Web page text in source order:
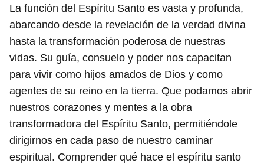
La función del Espíritu Santo es vasta y profunda,
abarcando desde la revelación de la verdad divina
hasta la transformación poderosa de nuestras
vidas. Su guía, consuelo y poder nos capacitan
para vivir como hijos amados de Dios y como
agentes de su reino en la tierra. Que podamos abrir
nuestros corazones y mentes a la obra
transformadora del Espíritu Santo, permitiéndole
dirigirnos en cada paso de nuestro caminar
espiritual. Comprender qué hace el espíritu santo